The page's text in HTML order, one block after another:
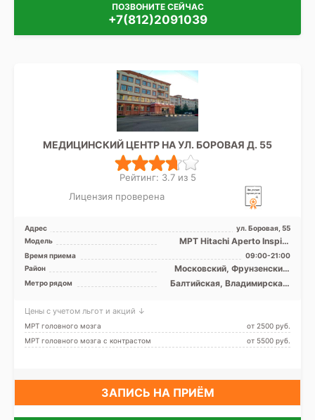
ПОЗВОНИТЕ СЕЙЧАС
+7(812)2091039
МЕДИЦИНСКИЙ ЦЕНТР НА УЛ. БОРОВАЯ Д. 55
Рейтинг: 3.7 из 5
Лицензия проверена
Адрес
ул. Боровая, 55
Модель
МРТ Hitachi Aperto Inspire
0.4T открытый тип, КТ
Toshiba Aquilion 16 с ...
Время приема
09:00-21:00
Район
Московский, Фрунзенский,
Центральный,
Адмиралтейский
Метро рядом
Балтийская, Владимирская,
проспект, Маяковская,
Обводный канал, Площадь
Александра Невского,
Цены с учетом льгот и акций ↓
МРТ головного мозга
от 2500 pуб.
МРТ головного мозга с контрастом
от 5500 pуб.
ЗАПИСЬ НА ПРИЁМ